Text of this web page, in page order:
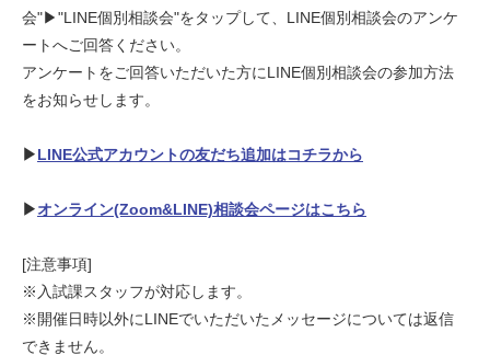
会"▶︎"LINE個別相談会"をタップして、LINE個別相談会のアンケ
ートへご回答ください。
アンケートをご回答いただいた方にLINE個別相談会の参加方法
をお知らせします。
▶︎LINE公式アカウントの友だち追加はコチラから
▶︎オンライン(Zoom&LINE)相談会ページはこちら
[注意事項]
※入試課スタッフが対応します。
※開催日時以外にLINEでいただいたメッセージについては返信
できません。